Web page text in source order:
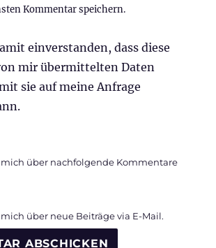
Kommentar speichern.
einverstanden, dass diese
mir übermittelten Daten
sie auf meine Anfrage
über nachfolgende Kommentare
über neue Beiträge via E-Mail.